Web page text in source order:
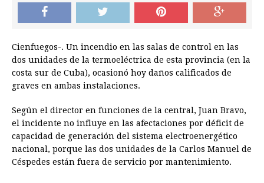
Cienfuegos-. Un incendio en las salas de control en las
dos unidades de la termoeléctrica de esta provincia (en la
costa sur de Cuba), ocasionó hoy daños calificados de
graves en ambas instalaciones.
Según el director en funciones de la central, Juan Bravo,
el incidente no influye en las afectaciones por déficit de
capacidad de generación del sistema electroenergético
nacional, porque las dos unidades de la Carlos Manuel de
Céspedes están fuera de servicio por mantenimiento.